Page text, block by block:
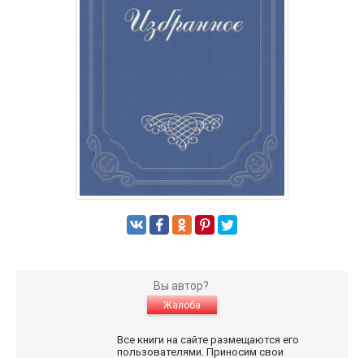
Вы автор?
Жалоба
Все книги на сайте размещаются его
пользователями. Приносим свои